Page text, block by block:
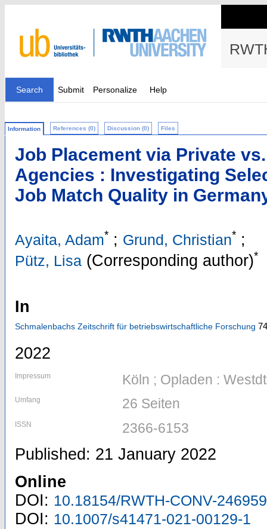
Search Submit Personalize Help
Information References (0) Discussion (0) Files
Job Placement via Private
Agencies : Investigating
Job Match Quality in
Ayaita, Adam* ; Grund, Christian* ;
Pütz, Lisa (Corresponding author)*
In
Schmalenbachs Zeitschrift für betriebswirtschaftliche Forschung 74
2022
Impressum Köln ; Opladen :
Umfang 26 Seiten
ISSN 2366-6153
Published: 21 January 2022
Online
DOI: 10.18154/RWTH-CONV-246959
DOI: 10.1007/s41471-021-00129-1